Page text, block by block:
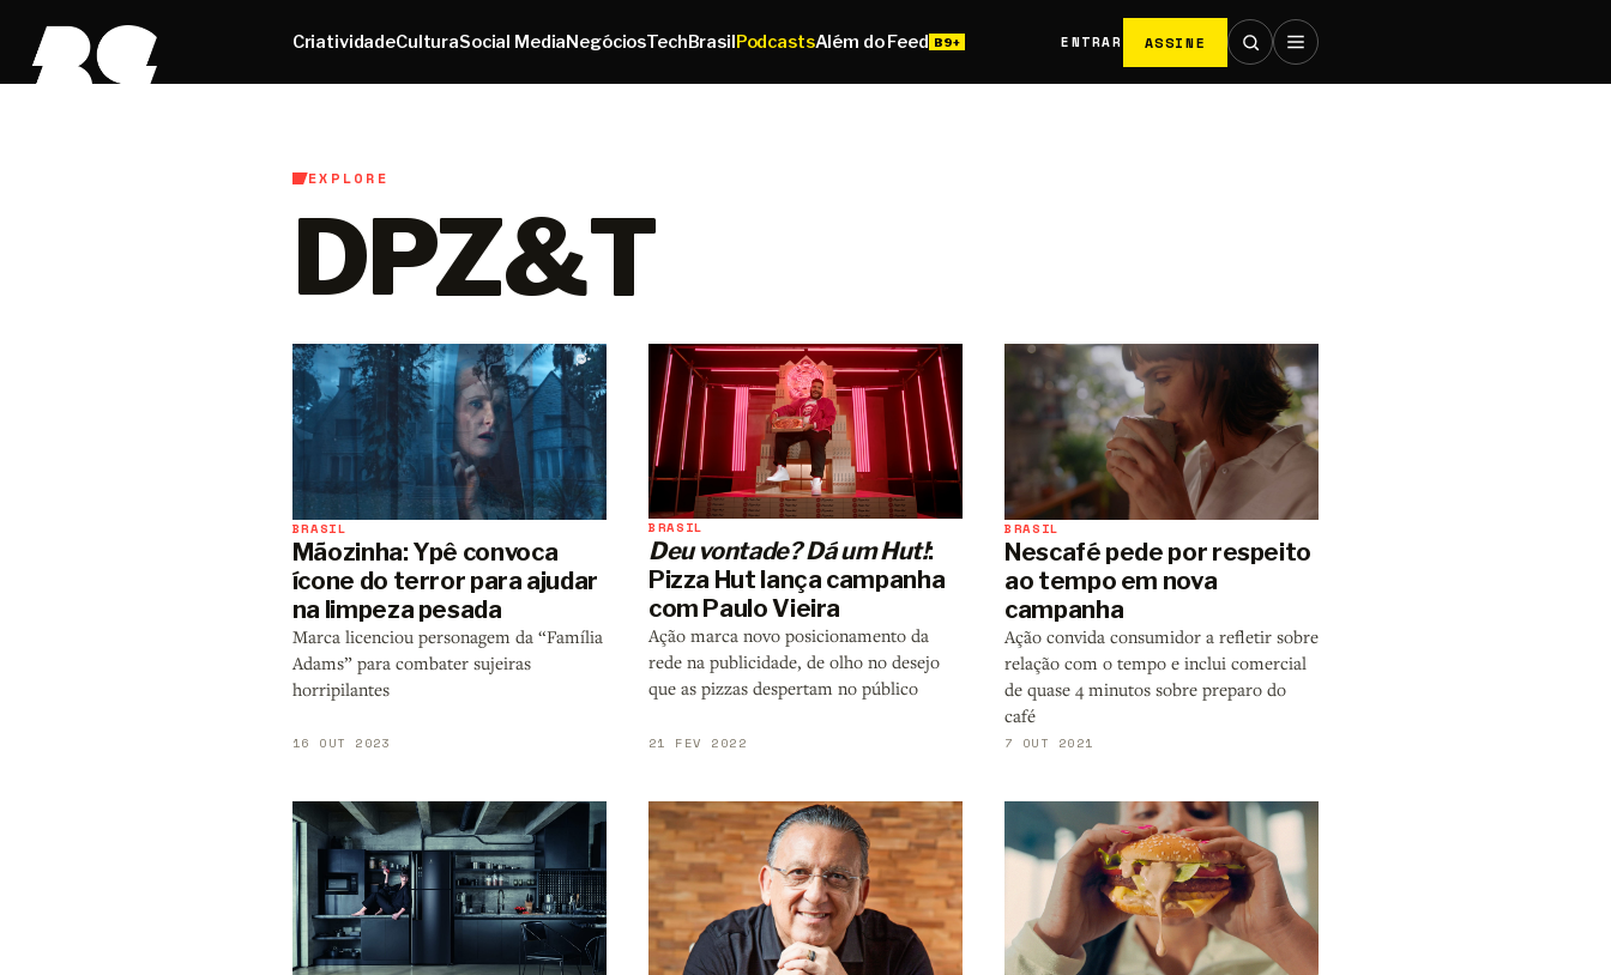
CriatividadeCulturaSocial MediaNegóciosTechBrasilPodcastsAlém do Feed ENTRAR ASSINE
EXPLORE
DPZ&T
BRASIL
Mãozinha: Ypê convoca
ícone do terror para ajudar
na limpeza pesada
Marca licenciou personagem da “Família
Adams” para combater sujeiras
horripilantes
16 OUT 2023
BRASIL
Deu vontade? Dá um Hut!:
Pizza Hut lança campanha
com Paulo Vieira
Ação marca novo posicionamento da
rede na publicidade, de olho no desejo
que as pizzas despertam no público
21 FEV 2022
BRASIL
Nescafé pede por respeito
ao tempo em nova
campanha
Ação convida consumidor a refletir sobre
relação com o tempo e inclui comercial
de quase 4 minutos sobre preparo do
café
7 OUT 2021